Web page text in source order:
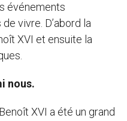
événements
vivre. D’abord la
XVI et ensuite la
XVI a été un grand